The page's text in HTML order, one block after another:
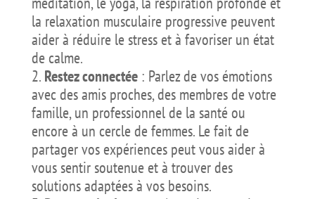
la relaxation musculaire progressive peuvent
aider à réduire le stress et à favoriser un état
de calme.
Restez connectée: Parlez de vos émotions
avec des amis proches, des membres de votre
famille, un professionnel de la santé ou
encore à un cercle de femmes. Le fait de
partager vos expériences peut vous aider à
vous sentir soutenue et à trouver des
solutions adaptées à vos besoins.